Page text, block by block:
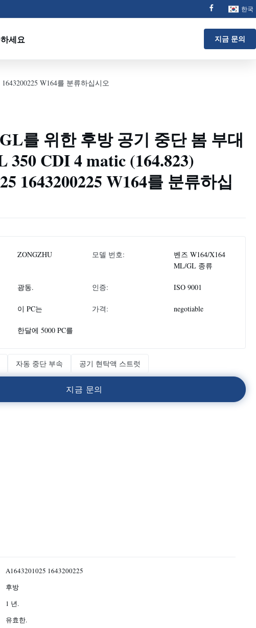
한국
세요 지금 문의
W164를 분류하십시오
를 위한 후방 공기 중단 봄 부대
350 CDI 4 matic (164.823)
1643200225 W164를 분류하십
ZONGZHU 모델 번호:
벤즈 W164/X164
ML/GL 종류
광동. 인증: ISO 9001
이 PC는 가격: negotiable
한달에 5000 PC를
자동 중단 부속 공기 현탁액 스트럿
지금 문의
A1643201025 1643200225
후방
1 년.
유효한.